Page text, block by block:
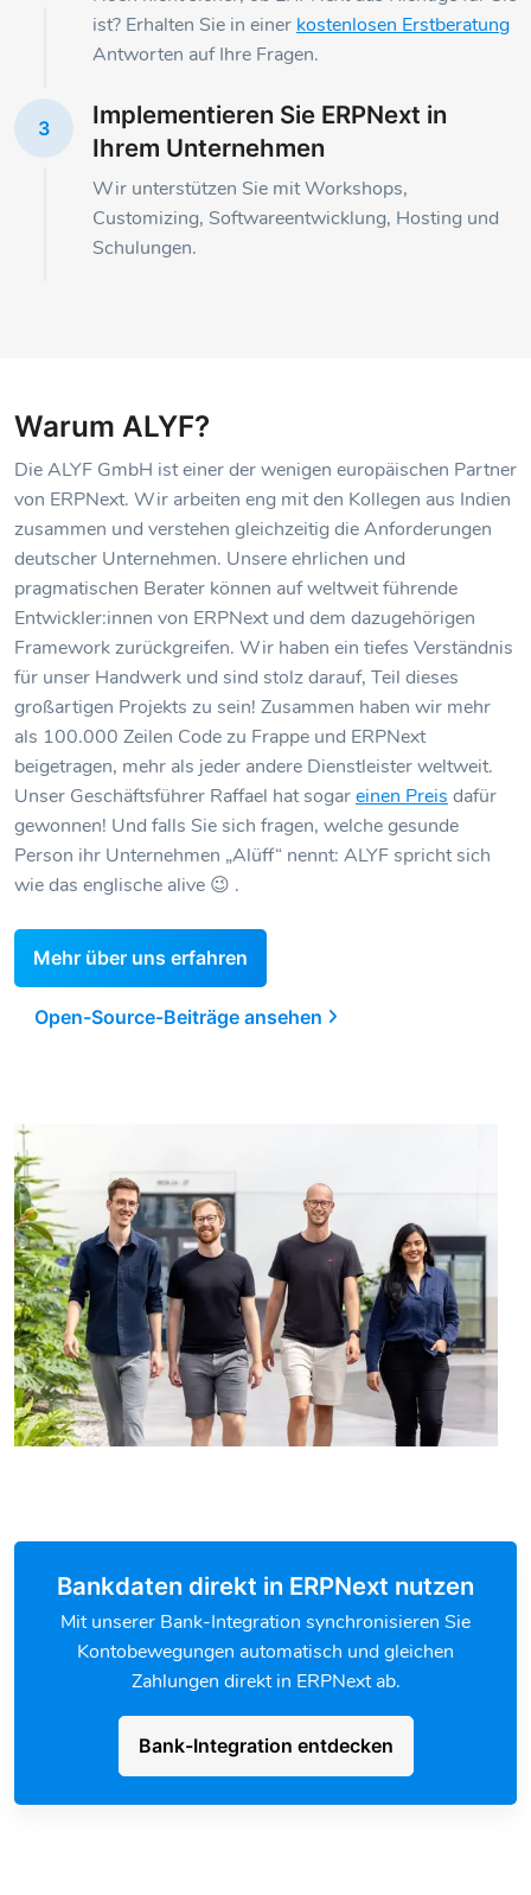
ist? Erhalten Sie in einer kostenlosen Erstberatung
Antworten auf Ihre Fragen.
3
Implementieren Sie ERPNext in
Ihrem Unternehmen
Wir unterstützen Sie mit Workshops,
Customizing, Softwareentwicklung, Hosting und
Schulungen.
Warum ALYF?
Die ALYF GmbH ist einer der wenigen europäischen Partner
von ERPNext. Wir arbeiten eng mit den Kollegen aus Indien
zusammen und verstehen gleichzeitig die Anforderungen
deutscher Unternehmen. Unsere ehrlichen und
pragmatischen Berater können auf weltweit führende
Entwickler:innen von ERPNext und dem dazugehörigen
Framework zurückgreifen. Wir haben ein tiefes Verständnis
für unser Handwerk und sind stolz darauf, Teil dieses
großartigen Projekts zu sein! Zusammen haben wir mehr
als 100.000 Zeilen Code zu Frappe und ERPNext
beigetragen, mehr als jeder andere Dienstleister weltweit.
Unser Geschäftsführer Raffael hat sogareinen Preis dafür
gewonnen! Und falls Sie sich fragen, welche gesunde
Person ihr Unternehmen „Alüff“ nennt: ALYF spricht sich
wie das englische alive 😉 .
Mehr über uns erfahren
Open-Source-Beiträge ansehen
Bankdaten direkt in ERPNext nutzen
Mit unserer Bank-Integration synchronisieren Sie
Kontobewegungen automatisch und gleichen
Zahlungen direkt in ERPNext ab.
Bank-Integration entdecken